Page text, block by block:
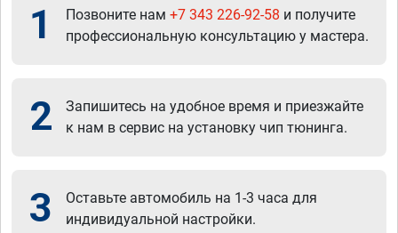
1 Позвоните нам +7 343 226-92-58 и получите
профессиональную консультацию у мастера.
2
Запишитесь на удобное время и приезжайте
к нам в сервис на установку чип тюнинга.
3
Оставьте автомобиль на 1-3 часа для
индивидуальной настройки.